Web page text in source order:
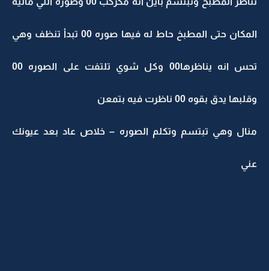
المكان حتى المطبخ حاط له فيها صوره 00 تبدأ تنظف وهي
تحس انه يناظرها00 وكل شوي تلتفت على الصوره 00
وقلبها يدق بقوه 00 ناظرت فيه بتمعن
منال وهي تبتسم وتكلم الصوره – خلاص عاد بعد عيونك
عني